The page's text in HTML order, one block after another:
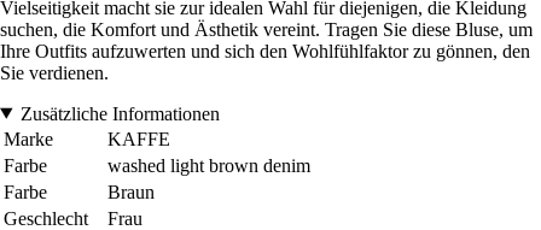
Vielseitigkeit macht sie zur idealen Wahl für diejenigen, die Kleidung
suchen, die Komfort und Ästhetik vereint. Tragen Sie diese Bluse, um
Ihre Outfits aufzuwerten und sich den Wohlfühlfaktor zu gönnen, den
Sie verdienen.
Zusätzliche Informationen
Marke
KAFFE
Farbe
washed light brown denim
Farbe
Braun
Geschlecht
Frau